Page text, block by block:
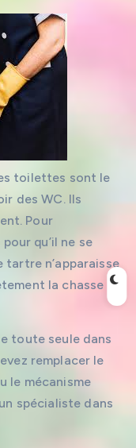
toilettes sont le
des WC. Ils
Pour
qu’il ne se
n’apparaisse
la chasse
toute seule dans
remplacer le
le mécanisme
spécialiste dans